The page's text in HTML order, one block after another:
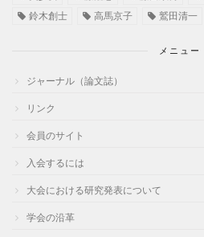
鈴木創士
高馬京子 鷲田清一
メニュー
ジャーナル（論文誌）
リンク
会員のサイト
入会するには
大会における研究発表について
学会の沿革